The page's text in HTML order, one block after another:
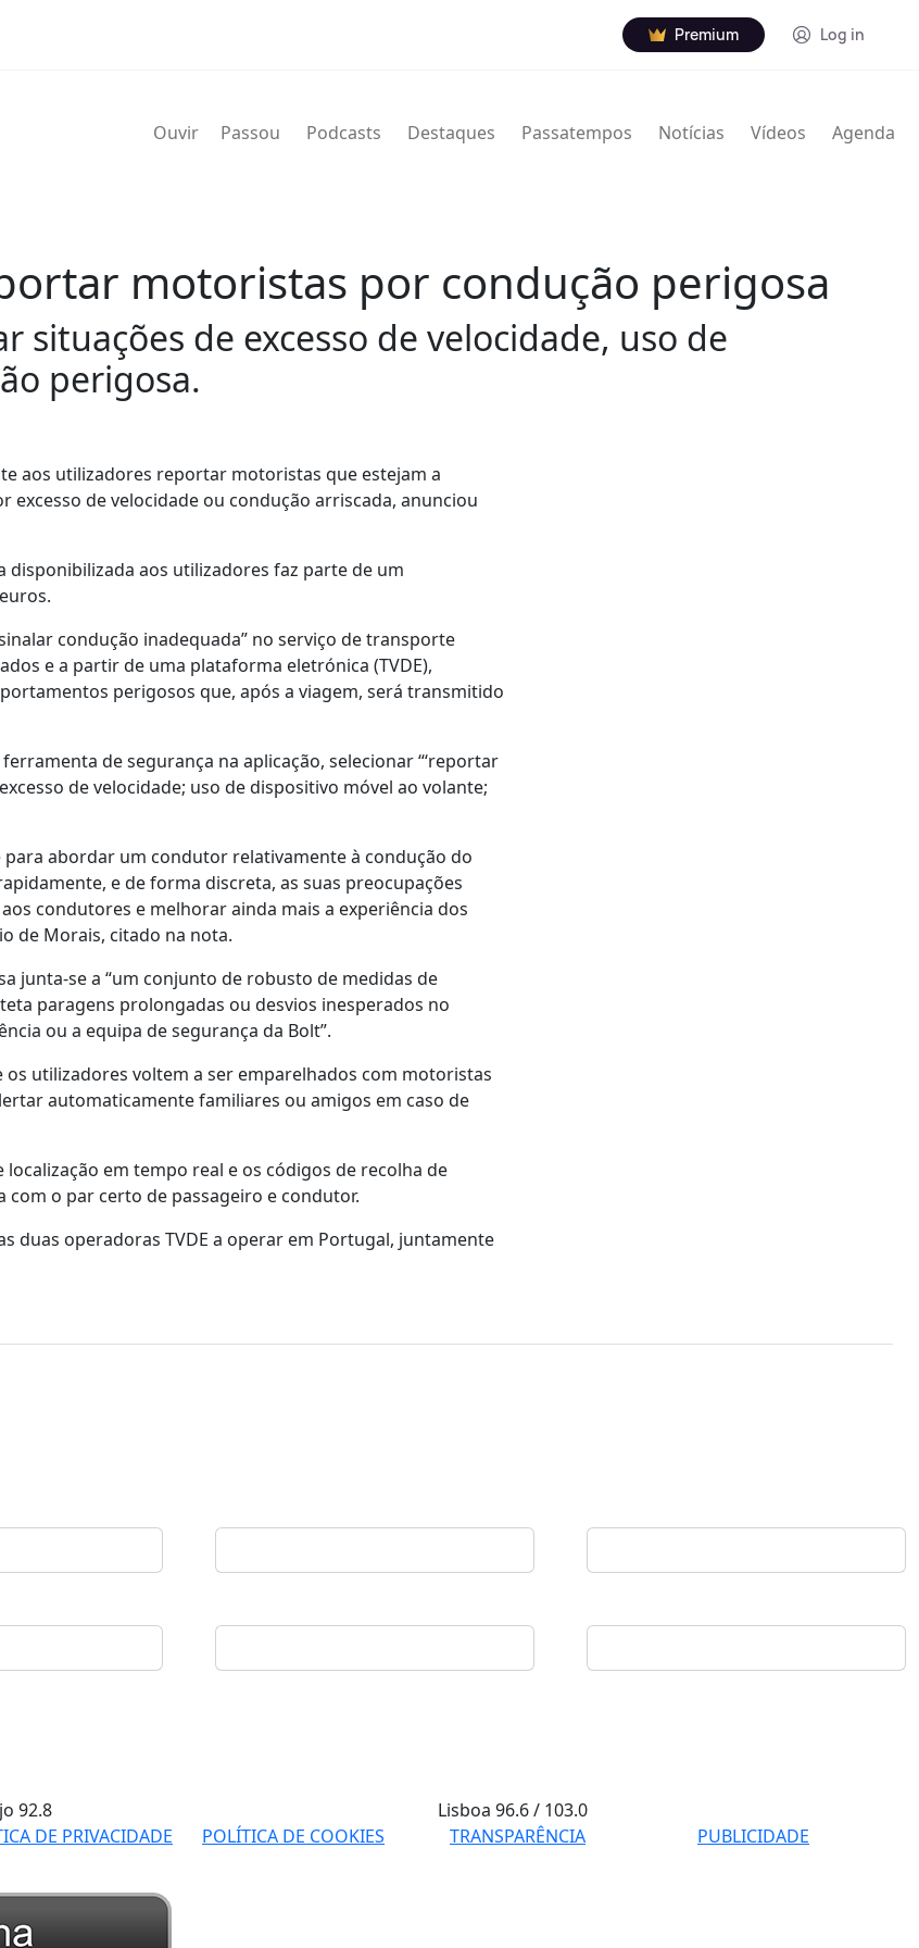
Premium Log in
Ouvir Passou Podcasts Destaques Passatempos Notícias Vídeos Agenda
motoristas por condução perigosa
situações de excesso de velocidade, uso de
perigosa.
aos utilizadores reportar motoristas que estejam a
excesso de velocidade ou condução arriscada, anunciou
aos utilizadores faz parte de um
condução inadequada” no serviço de transporte
e a partir de uma plataforma eletrónica (TVDE),
perigosos que, após a viagem, será transmitido
de segurança na aplicação, selecionar “‘reportar
de velocidade; uso de dispositivo móvel ao volante;
abordar um condutor relativamente à condução do
e de forma discreta, as suas preocupações
condutores e melhorar ainda mais a experiência dos
de Morais, citado na nota.
junta-se a “um conjunto de robusto de medidas de
paragens prolongadas ou desvios inesperados no
ou a equipa de segurança da Bolt”.
os utilizadores voltem a ser emparelhados com motoristas
automaticamente familiares ou amigos em caso de
em tempo real e os códigos de recolha de
o par certo de passageiro e condutor.
duas operadoras TVDE a operar em Portugal, juntamente
92.8 Lisboa96.6 / 103.0
DE PRIVACIDADE POLÍTICA DE COOKIES TRANSPARÊNCIA
PUBLICIDADE